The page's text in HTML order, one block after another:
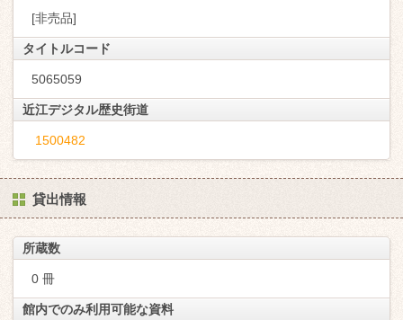
[非売品]
タイトルコード
5065059
近江デジタル歴史街道
1500482
貸出情報
所蔵数
0 冊
館内でのみ利用可能な資料